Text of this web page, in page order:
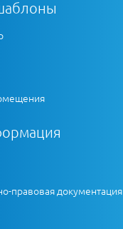
правовая документация